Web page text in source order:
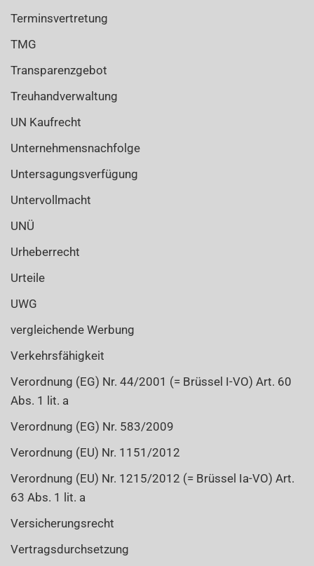
Terminsvertretung
TMG
Transparenzgebot
Treuhandverwaltung
UN Kaufrecht
Unternehmensnachfolge
Untersagungsverfügung
Untervollmacht
UNÜ
Urheberrecht
Urteile
UWG
vergleichende Werbung
Verkehrsfähigkeit
Verordnung (EG) Nr. 44/2001 (= Brüssel I-VO) Art. 60
Abs. 1 lit. a
Verordnung (EG) Nr. 583/2009
Verordnung (EU) Nr. 1151/2012
Verordnung (EU) Nr. 1215/2012 (= Brüssel Ia-VO) Art.
63 Abs. 1 lit. a
Versicherungsrecht
Vertragsdurchsetzung